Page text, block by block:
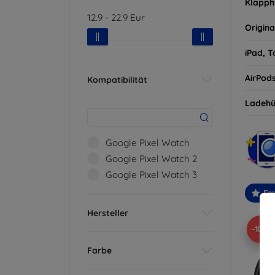
12.9 - 22.9 Eur
Kompatibilität
Google Pixel Watch
Google Pixel Watch 2
Google Pixel Watch 3
Hersteller
Farbe
iPad,
AirPods
-10%